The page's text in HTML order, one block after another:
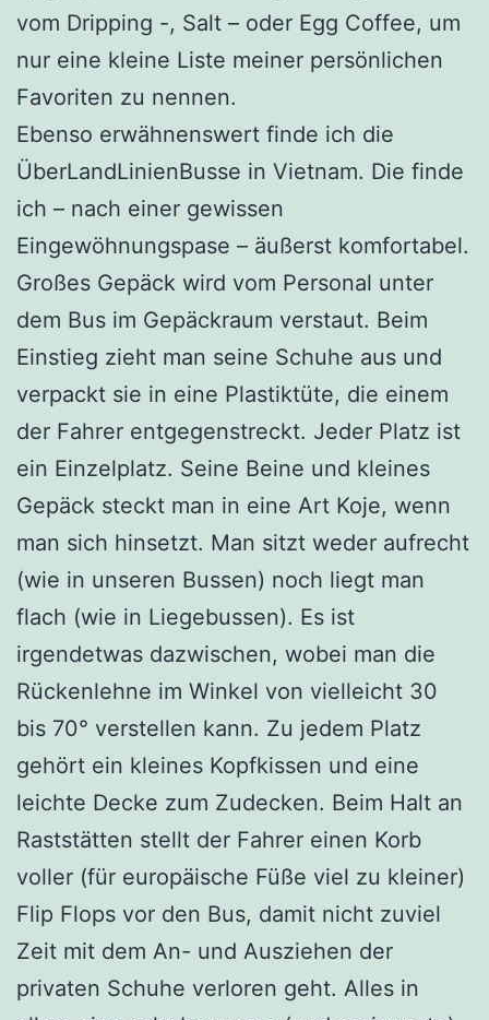
vom Dripping -, Salt – oder Egg Coffee, um
nur eine kleine Liste meiner persönlichen
Favoriten zu nennen.
Ebenso erwähnenswert finde ich die
ÜberLandLinienBusse in Vietnam. Die finde
ich – nach einer gewissen
Eingewöhnungspase – äußerst komfortabel.
Großes Gepäck wird vom Personal unter
dem Bus im Gepäckraum verstaut. Beim
Einstieg zieht man seine Schuhe aus und
verpackt sie in eine Plastiktüte, die einem
der Fahrer entgegenstreckt. Jeder Platz ist
ein Einzelplatz. Seine Beine und kleines
Gepäck steckt man in eine Art Koje, wenn
man sich hinsetzt. Man sitzt weder aufrecht
(wie in unseren Bussen) noch liegt man
flach (wie in Liegebussen). Es ist
irgendetwas dazwischen, wobei man die
Rückenlehne im Winkel von vielleicht 30
bis 70° verstellen kann. Zu jedem Platz
gehört ein kleines Kopfkissen und eine
leichte Decke zum Zudecken. Beim Halt an
Raststätten stellt der Fahrer einen Korb
voller (für europäische Füße viel zu kleiner)
Flip Flops vor den Bus, damit nicht zuviel
Zeit mit dem An- und Ausziehen der
privaten Schuhe verloren geht. Alles in